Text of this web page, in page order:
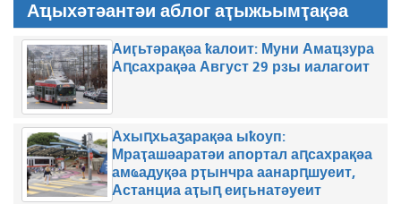
Аҵыхәтәантәи аблог аҭыжьымҭақәа
Аиӷьтәрақәа ҟалоит: Муни Амаҵзура
Аԥсахрақәа Август 29 рзы иалагоит
Ахыԥхьаӡарақәа ыҟоуп:
Мраҭашәаратәи апортал аԥсахрақәа
амҩадуқәа рҭынчра аанарԥшуеит,
Астанциа аҭыԥ еиӷьнатәуеит